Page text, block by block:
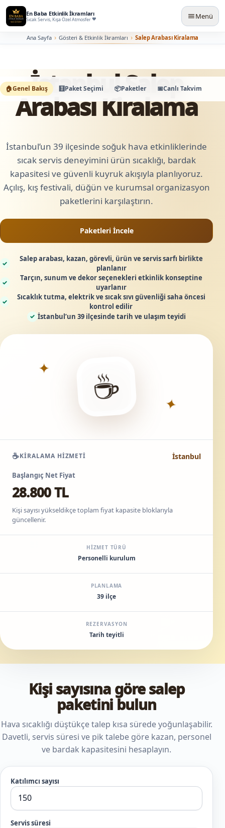
En Baba Etkinlik İkramları
Sıcak Servis, Kışa Özel Atmosfer Menü
Ana Sayfa Gösteri & Etkinlik İkramları Salep Arabası Kiralama
🏠Genel Bakış 🧮Paket Seçimi 📦Paketler 📅Canlı Takvim
İstanbul Salep
Arabası Kiralama
İstanbul’un 39 ilçesinde soğuk hava etkinliklerinde
sıcak servis deneyimini ürün sıcaklığı, bardak
kapasitesi ve güvenli kuyruk akışıyla planlıyoruz.
Açılış, kış festivali, düğün ve kurumsal organizasyon
paketlerini karşılaştırın.
Paketleri İncele
✓
Salep arabası, kazan, görevli, ürün ve servis sarfı birlikte
planlanır
✓
Tarçın, sunum ve dekor seçenekleri etkinlik konseptine
uyarlanır
✓
Sıcaklık tutma, elektrik ve sıcak sıvı güvenliği saha öncesi
kontrol edilir
✓ İstanbul’un 39 ilçesinde tarih ve ulaşım teyidi
☕
✦
✦
☕KIRALAMA HIZMETI İstanbul
Başlangıç Net Fiyat
28.800 TL
Kişi sayısı yükseldikçe toplam fiyat kapasite bloklarıyla
güncellenir.
HIZMET TÜRÜ
Personelli kurulum
PLANLAMA
39 ilçe
REZERVASYON
Tarih teyitli
Kişi sayısına göre salep
paketini bulun
Hava sıcaklığı düştükçe talep kısa sürede yoğunlaşabilir.
Davetli, servis süresi ve pik talebe göre kazan, personel
ve bardak kapasitesini hesaplayın.
Katılımcı sayısı
Servis süresi